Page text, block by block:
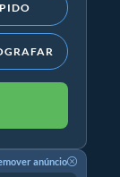
anúncio